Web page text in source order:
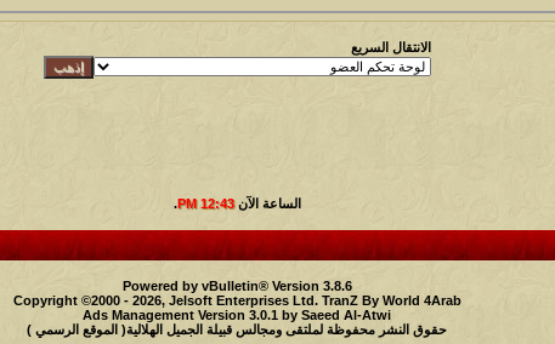
الانتقال السريع
الساعة الآن12:43 PM
.
Powered by vBulletin® Version 3.8.6
Copyright ©2000 - 2026, Jelsoft Enterprises Ltd. TranZ By World 4Arab
Ads Management Version 3.0.1 by Saeed Al-Atwi
حقوق النشر محفوظة لملتقى ومجالس قبيلة الجميل الهلالية( الموقع الرسمي )